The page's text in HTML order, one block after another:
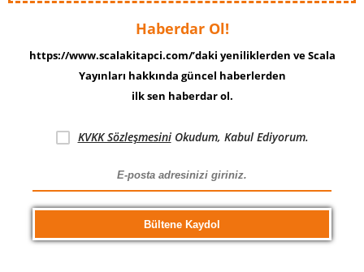
Haberdar Ol!
https://www.scalakitapci.com/’daki yeniliklerden ve Scala
Yayınları hakkında güncel haberlerden
ilk sen haberdar ol.
KVKK SözleşmesiniOkudum, Kabul Ediyorum.